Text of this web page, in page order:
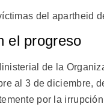
del apartheid
el progreso
de la
al 3 de diciembre,
por la